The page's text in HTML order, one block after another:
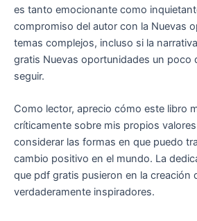
es tanto emocionante como
compromiso del autor con la Nuevas
temas complejos, incluso si la
gratis Nuevas oportunidades un poco
seguir.
Como lector, aprecio cómo este libro
críticamente sobre mis propios
considerar las formas en que puedo
cambio positivo en el mundo. La
que pdf gratis pusieron en la creación
verdaderamente inspiradores.